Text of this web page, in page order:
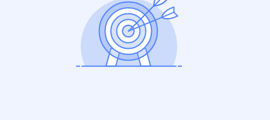
Få hjälp